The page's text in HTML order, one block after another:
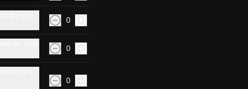
Sashimi
0
0
0